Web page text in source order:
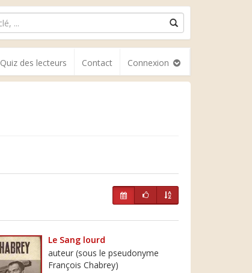
Quiz des lecteurs Contact Connexion
Le Sang lourd
auteur (sous le pseudonyme
François Chabrey)